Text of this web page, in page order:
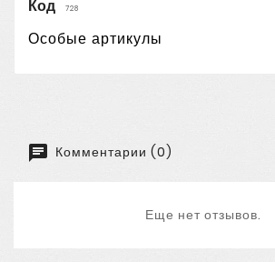
Код 728
Особые артикулы
Комментарии (0)
Еще нет отзывов.